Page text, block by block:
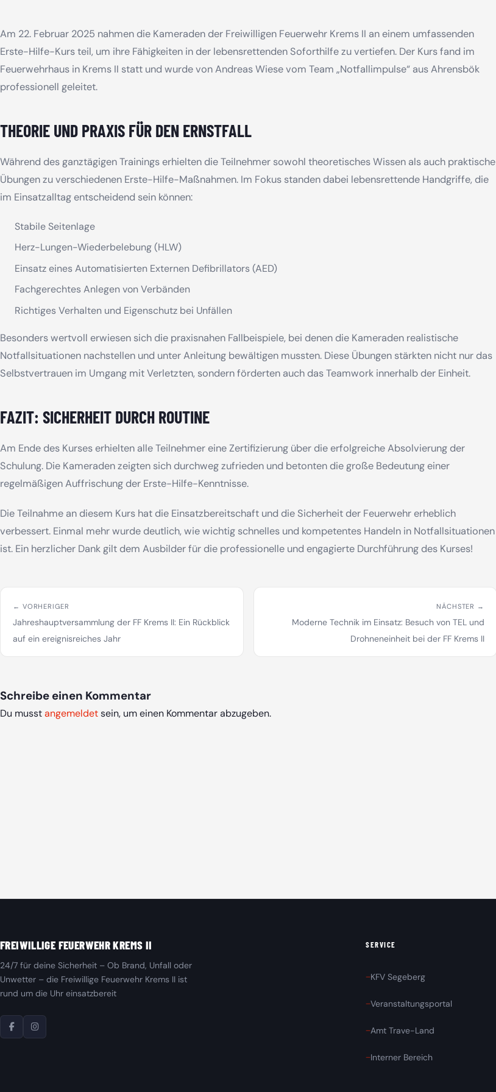
Am 22. Februar 2025 nahmen die Kameraden der Freiwilligen Feuerwehr Krems II an einem umfassenden
Erste-Hilfe-Kurs teil, um ihre Fähigkeiten in der lebensrettenden Soforthilfe zu vertiefen. Der Kurs fand im
Feuerwehrhaus in Krems II statt und wurde von Andreas Wiese vom Team „Notfallimpulse“ aus Ahrensbök
professionell geleitet.
THEORIE UND PRAXIS FÜR DEN ERNSTFALL
Während des ganztägigen Trainings erhielten die Teilnehmer sowohl theoretisches Wissen als auch praktische
Übungen zu verschiedenen Erste-Hilfe-Maßnahmen. Im Fokus standen dabei lebensrettende Handgriffe, die
im Einsatzalltag entscheidend sein können:
Stabile Seitenlage
Herz-Lungen-Wiederbelebung (HLW)
Einsatz eines Automatisierten Externen Defibrillators (AED)
Fachgerechtes Anlegen von Verbänden
Richtiges Verhalten und Eigenschutz bei Unfällen
Besonders wertvoll erwiesen sich die praxisnahen Fallbeispiele, bei denen die Kameraden realistische
Notfallsituationen nachstellen und unter Anleitung bewältigen mussten. Diese Übungen stärkten nicht nur das
Selbstvertrauen im Umgang mit Verletzten, sondern förderten auch das Teamwork innerhalb der Einheit.
FAZIT: SICHERHEIT DURCH ROUTINE
Am Ende des Kurses erhielten alle Teilnehmer eine Zertifizierung über die erfolgreiche Absolvierung der
Schulung. Die Kameraden zeigten sich durchweg zufrieden und betonten die große Bedeutung einer
regelmäßigen Auffrischung der Erste-Hilfe-Kenntnisse.
Die Teilnahme an diesem Kurs hat die Einsatzbereitschaft und die Sicherheit der Feuerwehr erheblich
verbessert. Einmal mehr wurde deutlich, wie wichtig schnelles und kompetentes Handeln in Notfallsituationen
ist. Ein herzlicher Dank gilt dem Ausbilder für die professionelle und engagierte Durchführung des Kurses!
← VORHERIGER
Jahreshauptversammlung der FF Krems II: Ein Rückblick
auf ein ereignisreiches Jahr
NÄCHSTER →
Moderne Technik im Einsatz: Besuch von TEL und
Drohneneinheit bei der FF Krems II
Schreibe einen Kommentar
Du musstangemeldetsein, um einen Kommentar abzugeben.
FREIWILLIGE FEUERWEHR KREMS II
24/7 für deine Sicherheit – Ob Brand, Unfall oder
Unwetter – die Freiwillige Feuerwehr Krems II ist
rund um die Uhr einsatzbereit
SERVICE
KFV Segeberg
Veranstaltungsportal
Amt Trave-Land
Interner Bereich